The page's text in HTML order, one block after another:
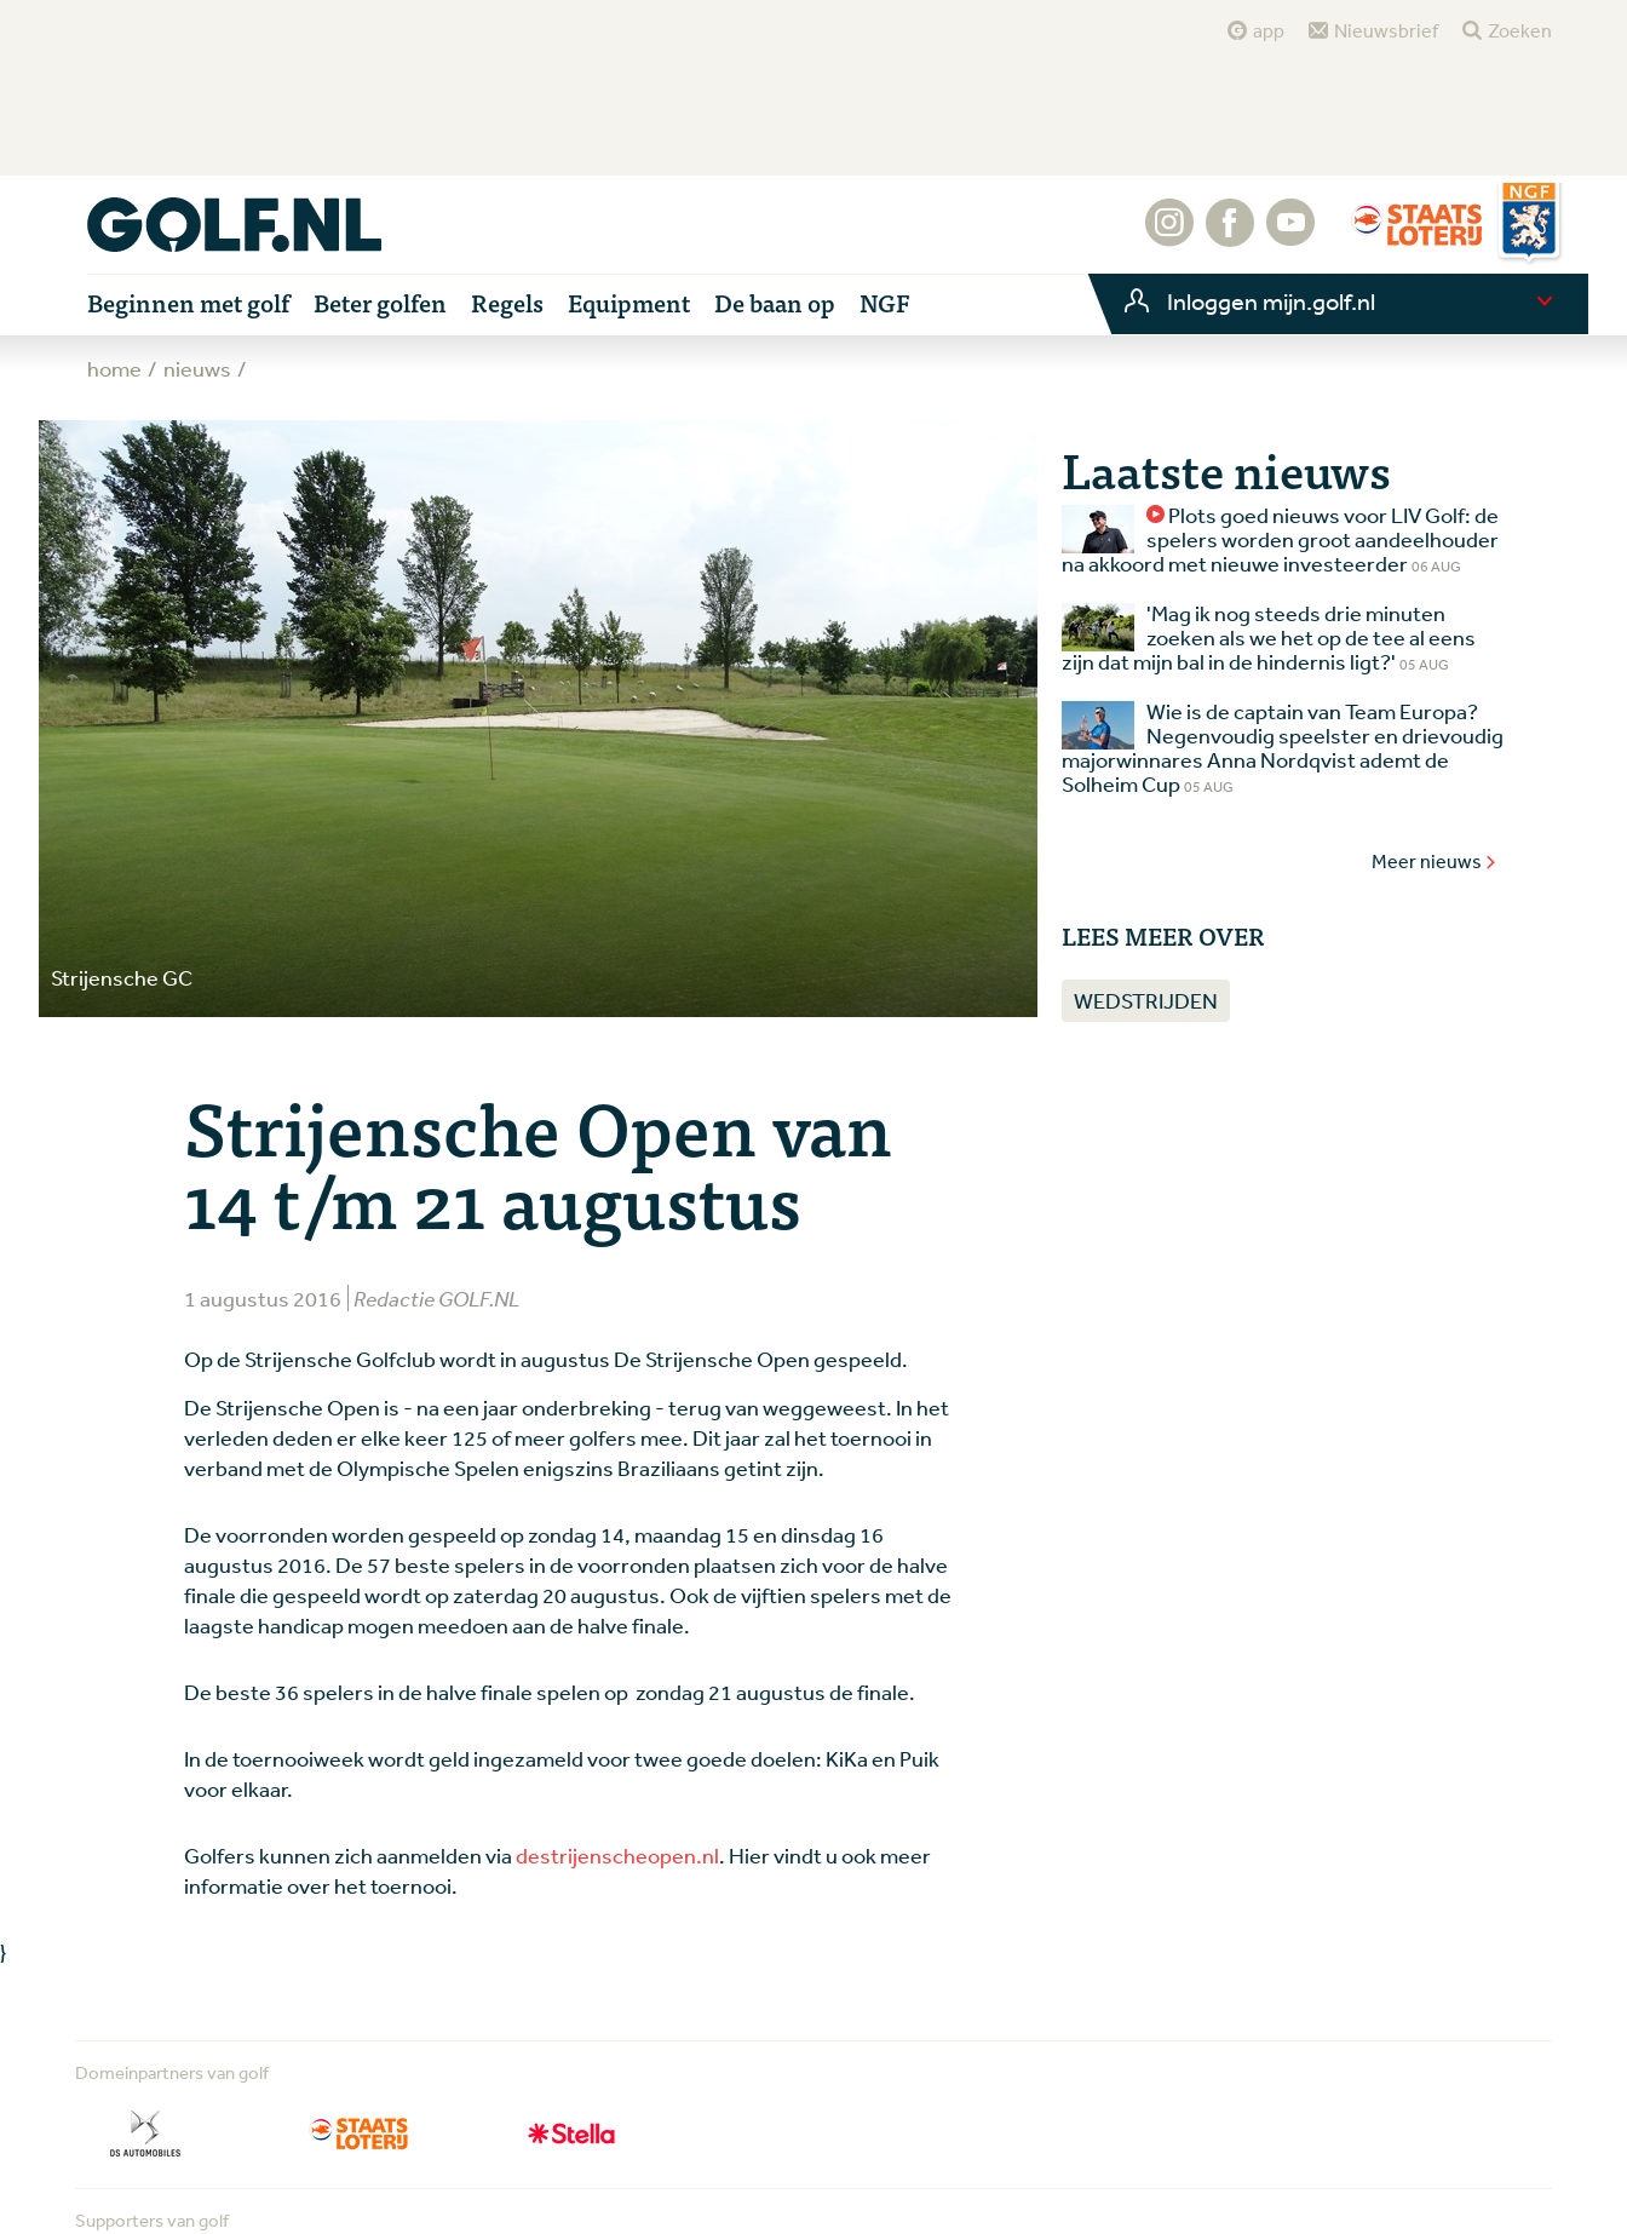
app Nieuwsbrief Zoeken
Beginnen met golf Beter golfen Regels Equipment De baan op NGF Inloggen mijn.golf.nl
home nieuws
Strijensche GC
Strijensche Open van
14 t/m 21 augustus
1 augustus 2016 Redactie GOLF.NL
Op de Strijensche Golfclub wordt in augustus De Strijensche Open gespeeld.
De Strijensche Open is - na een jaar onderbreking - terug van weggeweest. In het
verleden deden er elke keer 125 of meer golfers mee. Dit jaar zal het toernooi in
verband met de Olympische Spelen enigszins Braziliaans getint zijn.
De voorronden worden gespeeld op zondag 14, maandag 15 en dinsdag 16
augustus 2016. De 57 beste spelers in de voorronden plaatsen zich voor de halve
finale die gespeeld wordt op zaterdag 20 augustus. Ook de vijftien spelers met de
laagste handicap mogen meedoen aan de halve finale.
De beste 36 spelers in de halve finale spelen op zondag 21 augustus de finale.
In de toernooiweek wordt geld ingezameld voor twee goede doelen: KiKa en Puik
voor elkaar.
Golfers kunnen zich aanmelden viadestrijenscheopen.nl. Hier vindt u ook meer
informatie over het toernooi.
Laatste nieuws
Plots goed nieuws voor LIV Golf: de
spelers worden groot aandeelhouder
na akkoord met nieuwe investeerder06 AUG
'Mag ik nog steeds drie minuten
zoeken als we het op de tee al eens
zijn dat mijn bal in de hindernis ligt?' 05 AUG
Wie is de captain van Team Europa?
Negenvoudig speelster en drievoudig
majorwinnares Anna Nordqvist ademt de
Solheim Cup05 AUG
Meer nieuws
LEES MEER OVER
WEDSTRIJDEN
}
Domeinpartners van golf
Supporters van golf